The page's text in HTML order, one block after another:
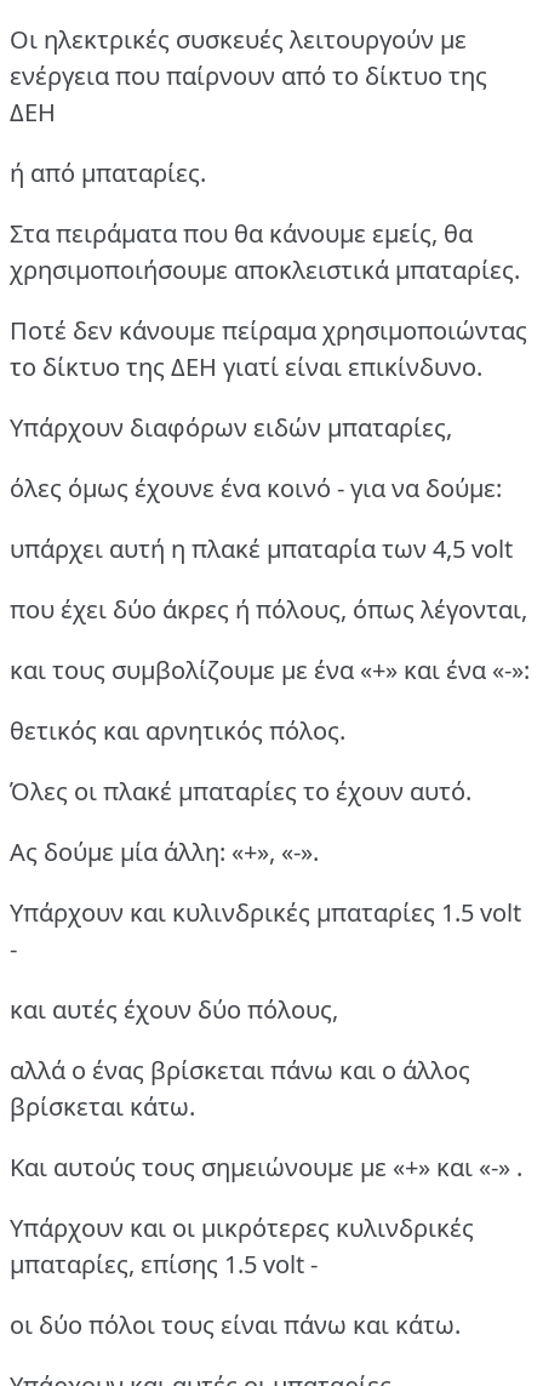
Οι ηλεκτρικές συσκευές λειτουργούν με
ενέργεια που παίρνουν από το δίκτυο της
ΔΕΗ
ή από μπαταρίες.
Στα πειράματα που θα κάνουμε εμείς, θα
χρησιμοποιήσουμε αποκλειστικά μπαταρίες.
Ποτέ δεν κάνουμε πείραμα χρησιμοποιώντας
το δίκτυο της ΔΕΗ γιατί είναι επικίνδυνο.
Υπάρχουν διαφόρων ειδών μπαταρίες,
όλες όμως έχουνε ένα κοινό - για να δούμε:
υπάρχει αυτή η πλακέ μπαταρία των 4,5 volt
που έχει δύο άκρες ή πόλους, όπως λέγονται,
και τους συμβολίζουμε με ένα «+» και ένα «-»:
θετικός και αρνητικός πόλος.
Όλες οι πλακέ μπαταρίες το έχουν αυτό.
Ας δούμε μία άλλη: «+», «-».
Υπάρχουν και κυλινδρικές μπαταρίες 1.5 volt
-
και αυτές έχουν δύο πόλους,
αλλά ο ένας βρίσκεται πάνω και ο άλλος
βρίσκεται κάτω.
Και αυτούς τους σημειώνουμε με «+» και «-» .
Υπάρχουν και οι μικρότερες κυλινδρικές
μπαταρίες, επίσης 1.5 volt -
οι δύο πόλοι τους είναι πάνω και κάτω.